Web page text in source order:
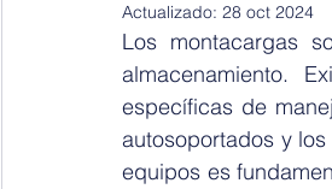
Actualizado: 28 oct 2024
Los montacargas
almacenamiento.
específicas de
autosoportados y
equipos es